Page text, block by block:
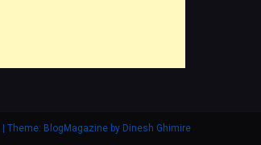
| Theme: BlogMagazine by Dinesh Ghimire